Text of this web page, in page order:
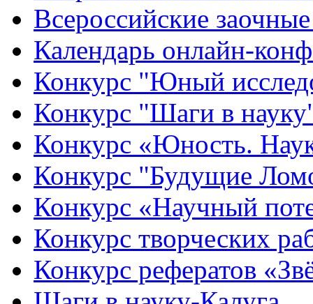
Всероссийские
Календарь онлайн-
Конкурс "Юный
Конкурс "Шаги в
Конкурс «Юность.
Конкурс "Будущие
Конкурс «Научный
Конкурс творческих
Конкурс рефератов